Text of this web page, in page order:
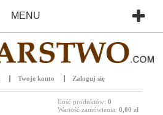
MENU
Twoje konto Zaloguj się
Ilość produktów: 0
Wartość zamówienia: 0,00 zł